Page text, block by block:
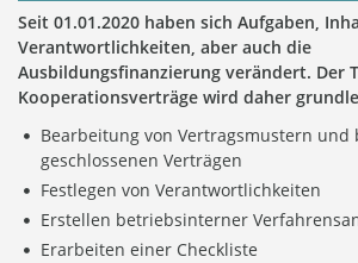
Seit 01.01.2020 haben sich Aufgaben,
Verantwortlichkeiten, aber auch die
Ausbildungsfinanzierung verändert. Der
Kooperationsverträge wird daher
Bearbeitung von Vertragsmustern und
geschlossenen Verträgen
Festlegen von Verantwortlichkeiten
Erstellen betriebsinterner
Erarbeiten einer Checkliste